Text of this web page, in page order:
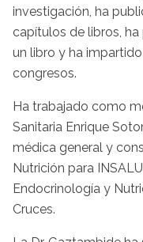
investigación, ha
capítulos de libros,
un libro y ha
congresos.
Ha trabajado como
Sanitaria Enrique
médica general y
Nutrición para
Endocrinología y
Cruces.